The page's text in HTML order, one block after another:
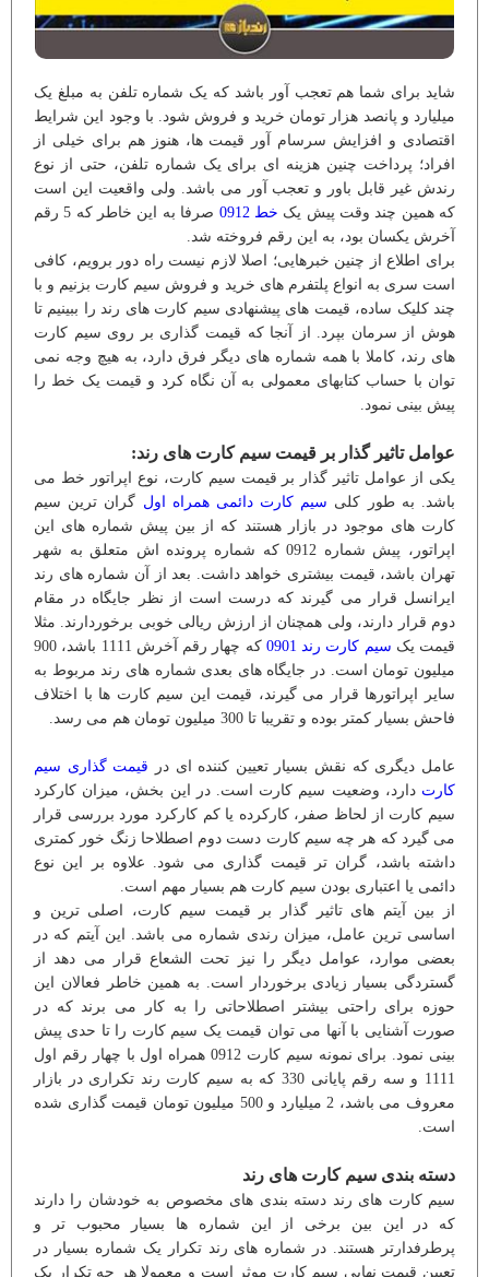
شاید برای شما هم تعجب آور باشد که یک شماره تلفن به مبلغ یک
میلیارد و پانصد هزار تومان خرید و فروش شود. با وجود این شرایط
اقتصادی و افزایش سرسام آور قیمت ها، هنوز هم برای خیلی از
افراد؛ پرداخت چنین هزینه ای برای یک شماره تلفن، حتی از نوع
رندش غیر قابل باور و تعجب آور می باشد. ولی واقعیت این است
که همین چند وقت پیش یک خط 0912
صرفا به این خاطر که 5 رقم
آخرش یکسان بود، به این رقم فروخته شد.
برای اطلاع از چنین خبرهایی؛ اصلا لازم نیست راه دور برویم، کافی
است سری به انواع پلتفرم های خرید و فروش سیم کارت بزنیم و با
چند کلیک ساده، قیمت های پیشنهادی سیم کارت های رند را ببینیم تا
هوش از سرمان بپرد. از آنجا که قیمت گذاری بر روی سیم کارت
های رند، کاملا با همه شماره های دیگر فرق دارد، به هیچ وجه نمی
توان با حساب کتابهای معمولی به آن نگاه کرد و قیمت یک خط را
پیش بینی نمود.
عوامل تاثیر گذار بر قیمت سیم کارت های رند:
یکی از عوامل تاثیر گذار بر قیمت سیم کارت، نوع اپراتور خط می
باشد. به طور کلی سیم کارت دائمی همراه اول گران ترین سیم
کارت های موجود در بازار هستند که از بین پیش شماره های این
اپراتور، پیش شماره 0912 که شماره پرونده اش متعلق به شهر
تهران باشد، قیمت بیشتری خواهد داشت. بعد از آن شماره های رند
ایرانسل قرار می گیرند که درست است از نظر جایگاه در مقام
دوم قرار دارند، ولی همچنان از ارزش ریالی خوبی برخوردارند. مثلا
قیمت یک سیم کارت رند 0901
که چهار رقم آخرش 1111 باشد، 900
میلیون تومان است. در جایگاه های بعدی شماره های رند مربوط به
سایر اپراتورها قرار می گیرند، قیمت این سیم کارت ها با اختلاف
فاحش بسیار کمتر بوده و تقریبا تا 300 میلیون تومان هم می رسد.
عامل دیگری که نقش بسیار تعیین کننده ای در قیمت گذاری سیم
کارت دارد، وضعیت سیم کارت است. در این بخش، میزان کارکرد
سیم کارت از لحاظ صفر، کارکرده یا کم کارکرد مورد بررسی قرار
می گیرد که هر چه سیم کارت دست دوم اصطلاحا زنگ خور کمتری
داشته باشد، گران تر قیمت گذاری می شود. علاوه بر این نوع
دائمی یا اعتباری بودن سیم کارت هم بسیار مهم است.
از بین آیتم های تاثیر گذار بر قیمت سیم کارت، اصلی ترین و
اساسی ترین عامل، میزان رندی شماره می باشد. این آیتم که در
بعضی موارد، عوامل دیگر را نیز تحت الشعاع قرار می دهد از
گستردگی بسیار زیادی برخوردار است. به همین خاطر فعالان این
حوزه برای راحتی بیشتر اصطلاحاتی را به کار می برند که در
صورت آشنایی با آنها می توان قیمت یک سیم کارت را تا حدی پیش
بینی نمود. برای نمونه سیم کارت 0912 همراه اول با چهار رقم اول
1111 و سه رقم پایانی 330 که به سیم کارت رند تکراری در بازار
معروف می باشد، 2 میلیارد و 500 میلیون تومان قیمت گذاری شده
است.
دسته بندی سیم کارت های رند
سیم کارت های رند دسته بندی های مخصوص به خودشان را دارند
که در این بین برخی از این شماره ها بسیار محبوب تر و
پرطرفدارتر هستند. در شماره های رند تکرار یک شماره بسیار در
تعیین قیمت نهایی سیم کارت موثر است و معمولا هر چه تکرار یک